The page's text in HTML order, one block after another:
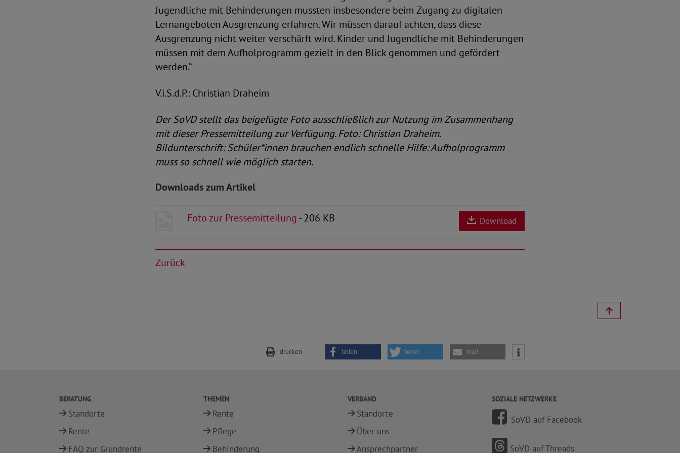
Jugendliche mit Behinderungen mussten insbesondere beim Zugang zu digitalen
Lernangeboten Ausgrenzung erfahren. Wir müssen darauf achten, dass diese
Ausgrenzung nicht weiter verschärft wird. Kinder und Jugendliche mit Behinderungen
müssen mit dem Aufholprogramm gezielt in den Blick genommen und gefördert
werden.“
V.i.S.d.P.: Christian Draheim
Der SoVD stellt das beigefügte Foto ausschließlich zur Nutzung im Zusammenhang
mit dieser Pressemitteilung zur Verfügung. Foto: ChristianDraheim.
Bildunterschrift:Schüler*innen brauchen endlich schnelle Hilfe: Aufholprogramm
muss so schnell wie möglich starten.
Downloads zum Artikel
Foto zur Pressemitteilung- 206 KB Download
Zurück
drucken teilen tweet mail
BERATUNG
Standorte
Rente
FAQ zur Grundrente
THEMEN
Rente
Pflege
Behinderung
VERBAND
Standorte
Über uns
Ansprechpartner
SOZIALE NETZWERKE
SoVD auf Facebook
SoVD auf Threads